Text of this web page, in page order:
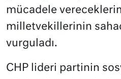
mücadele
milletvekillerinin
vurguladı.
CHP lideri partinin